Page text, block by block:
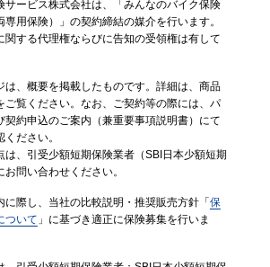
サービス株式会社は、「みんなのバイク保険
専用保険）」の契約締結の媒介を行います。
関する代理権ならびに告知の受領権は有して
は、概要を掲載したものです。詳細は、商品
ご覧ください。なお、ご契約等の際には、パ
契約申込のご案内（兼重要事項説明書）にて
ださい。
は、引受少額短期保険業者（SBI日本少額短期
問い合わせください。
に際し、当社の比較説明・推奨販売方針「 保
ついて 」に基づき適正に保険募集を行いま